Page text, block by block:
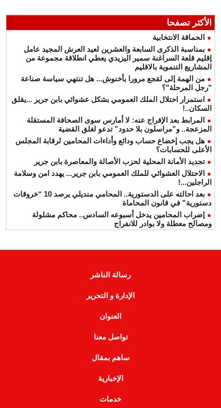
الأكثر تصفحا
الحماقة الانتخابية
بمناسبة الذكرى السابعة والعشرين لعيد العرش المجيد عامل
إقليم قلعة السراغنة سمير اليزيدي يعطي انطلاقة مجموعة من
المشاريع التنموية بالاقليم
من الهمة إلى لقجع مرورا بأخنوش... هل تنتهي سياسة صناعة
"رجل المرحلة"؟
استمرار احتلال الملك العمومي بشكل عشوائي بابن جرير ...يقلق
السكان..!
المرابط بعد الإفراج عنه: لا أمارس سوى الصحافة المستقلة
المزعجة.. و”مراسلون بلا حدود” تدعو لغلق القضية
هل يجب إخضاع حساب ودائع وأداءات المحامين لرقابة المجلس
الأعلى للحسابات؟
تجديد الأمانة المحلية لحزب الأصالة والمعاصرة بابن جرير
الاحتلال العشوائي للملك العمومي بابن جرير... يهدد امن وسلامة
الراجلين...!
بعد احالته على الدستورية.. المحامي منديلي يرصد 10 “خروقات
دستورية” في قانون المحاماة
إضراب المحامين يدخل أسبوعه السادس.. محاكم مشلولة
ومصالح معطلة ولا بوادر للانفراج
رسالة الناشر
الإدارة و التحرير
العنوان
تواصل معنا
ساهم بمقال
الإخبارية
خدمات